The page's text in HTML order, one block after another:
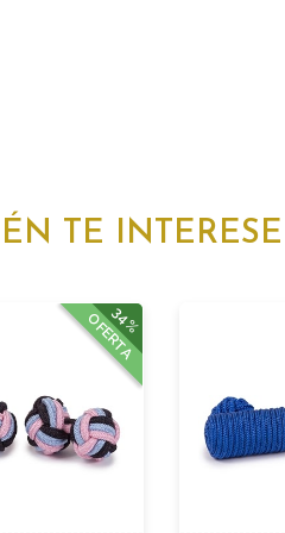
TE INTERESE
34%
OFERTA